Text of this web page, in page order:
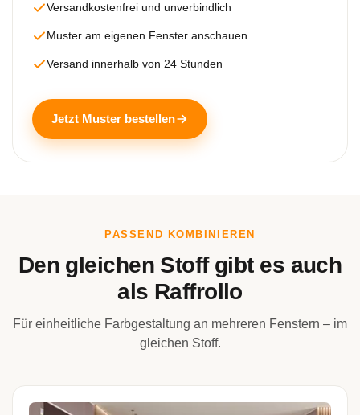
Versandkostenfrei und unverbindlich
Muster am eigenen Fenster anschauen
Versand innerhalb von 24 Stunden
Jetzt Muster bestellen
PASSEND KOMBINIEREN
Den gleichen Stoff gibt es auch
als Raffrollo
Für einheitliche Farbgestaltung an mehreren Fenstern – im
gleichen Stoff.